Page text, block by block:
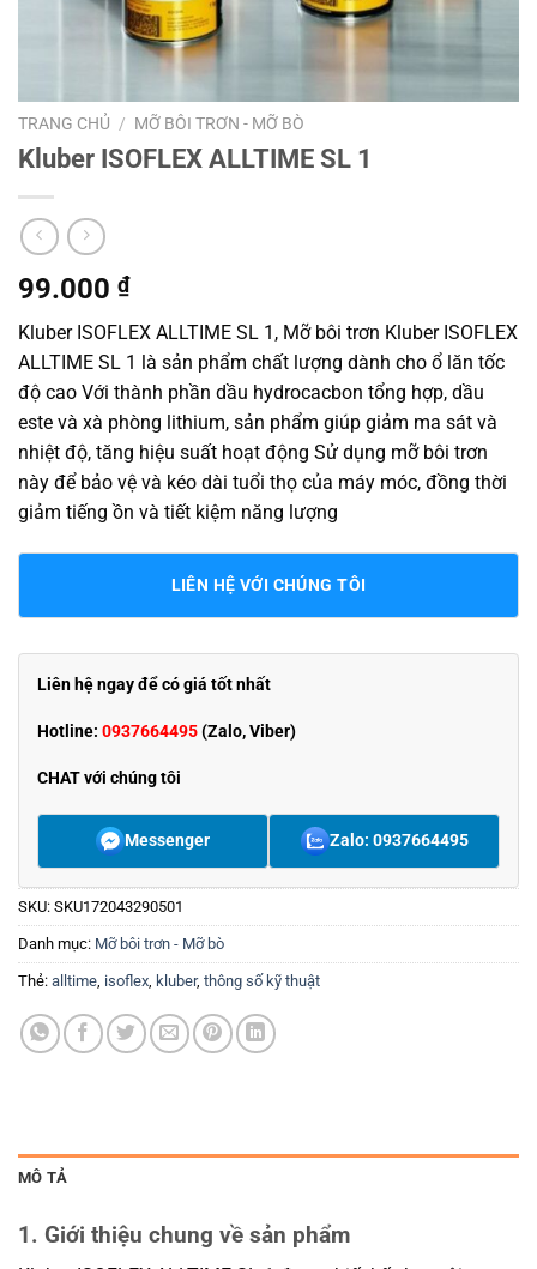
TRANG CHỦ / MỠ BÔI TRƠN - MỠ BÒ
Kluber ISOFLEX ALLTIME SL 1
99.000 ₫
Kluber ISOFLEX ALLTIME SL 1, Mỡ bôi trơn Kluber ISOFLEX
ALLTIME SL 1 là sản phẩm chất lượng dành cho ổ lăn tốc
độ cao Với thành phần dầu hydrocacbon tổng hợp, dầu
este và xà phòng lithium, sản phẩm giúp giảm ma sát và
nhiệt độ, tăng hiệu suất hoạt động Sử dụng mỡ bôi trơn
này để bảo vệ và kéo dài tuổi thọ của máy móc, đồng thời
giảm tiếng ồn và tiết kiệm năng lượng
LIÊN HỆ VỚI CHÚNG TÔI
Liên hệ ngay để có giá tốt nhất
Hotline: 0937664495(Zalo, Viber)
CHAT với chúng tôi
Messenger Zalo: 0937664495
SKU: SKU172043290501
Danh mục: Mỡ bôi trơn - Mỡ bò
Thẻ: alltime isoflex kluber, thông số kỹ thuật
MÔ TẢ
1. Giới thiệu chung về sản phẩm